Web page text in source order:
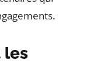
les